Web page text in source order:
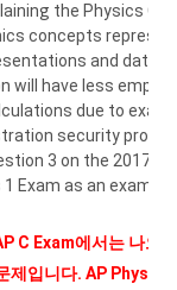
the Physics C:
concepts
and data.
will have less
due to exam
security
3 on the 2017 AP
1 Exam as an example.
C Exam에서는 나오
제입니다. AP Physic